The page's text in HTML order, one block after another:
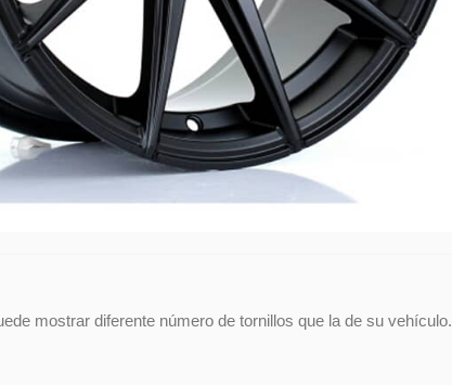
mostrar diferente número de tornillos que la de su vehículo.